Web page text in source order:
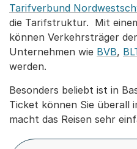
Tarifverbund
die Tarifstruktur. Mit
können Verkehrsträger
Unternehmen wie BVB,
werden.
Besonders beliebt ist in
Ticket können Sie überall
macht das Reisen sehr